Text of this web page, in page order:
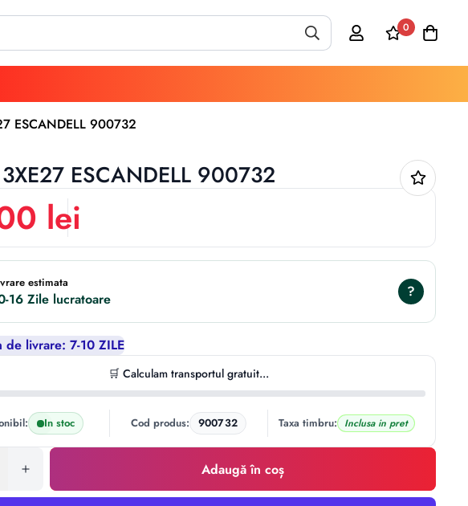
0
ESCANDELL 900732
ESCANDELL 900732
lei
estimata
16 Zile ?
de livrare: 7-10 ZILE
🛒 Calculam transportul gratuit...
In stoc Cod produs: 900732 Taxa timbru: Inclusa in pret
Adaugă în coș